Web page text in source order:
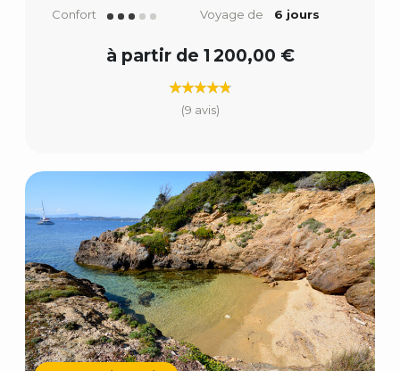
Confort Voyage de 6 jours
à partir de 1 200,00 €
(9 avis)